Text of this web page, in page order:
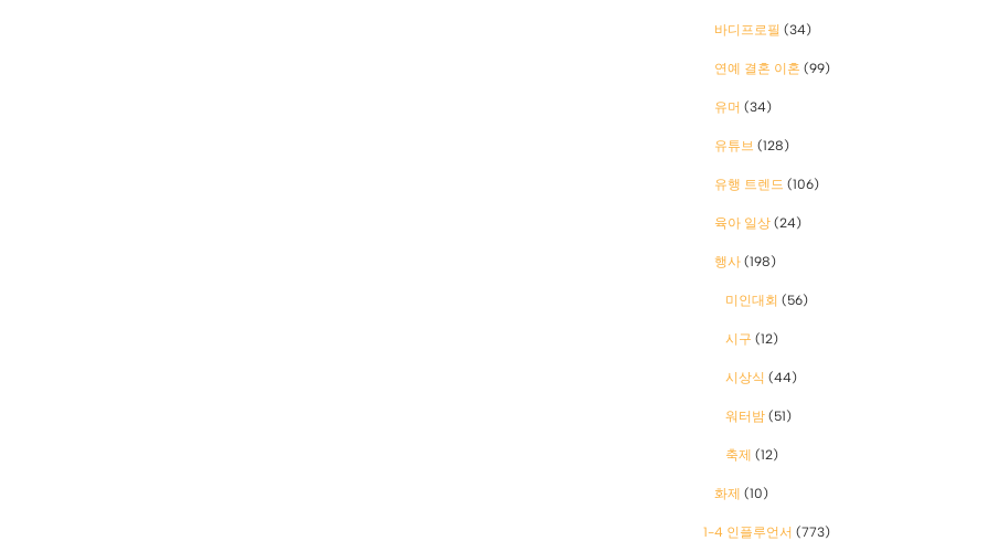
바디프로필 (34)
연예 결혼 이혼 (99)
유머 (34)
유튜브 (128)
유행 트렌드 (106)
육아 일상 (24)
행사 (198)
미인대회 (56)
시구 (12)
시상식 (44)
워터밤 (51)
축제 (12)
화제 (10)
1-4 인플루언서 (773)